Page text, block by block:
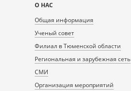
Карта
сайта
О НАС
Общая информация
Ученый совет
Филиал в Тюменской области
Региональная и зарубежная сеть
СМИ
Организация мероприятий